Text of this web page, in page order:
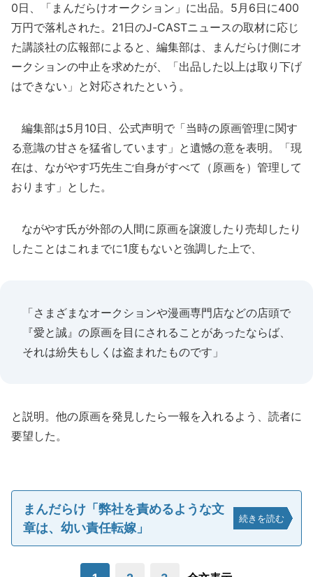
0日、「まんだらけオークション」に出品。5月6日に400
万円で落札された。21日のJ-CASTニュースの取材に応じ
た講談社の広報部によると、編集部は、まんだらけ側にオ
ークションの中止を求めたが、「出品した以上は取り下げ
はできない」と対応されたという。
編集部は5月10日、公式声明で「当時の原画管理に関す
る意識の甘さを猛省しています」と遺憾の意を表明。「現
在は、ながやす巧先生ご自身がすべて（原画を）管理して
おります」とした。
ながやす氏が外部の人間に原画を譲渡したり売却したり
したことはこれまでに1度もないと強調した上で、
「さまざまなオークションや漫画専門店などの店頭で
『愛と誠』の原画を目にされることがあったならば、
それは紛失もしくは盗まれたものです」
と説明。他の原画を発見したら一報を入れるよう、読者に
要望した。
まんだらけ「弊社を責めるような文
章は、幼い責任転嫁」
続きを読む